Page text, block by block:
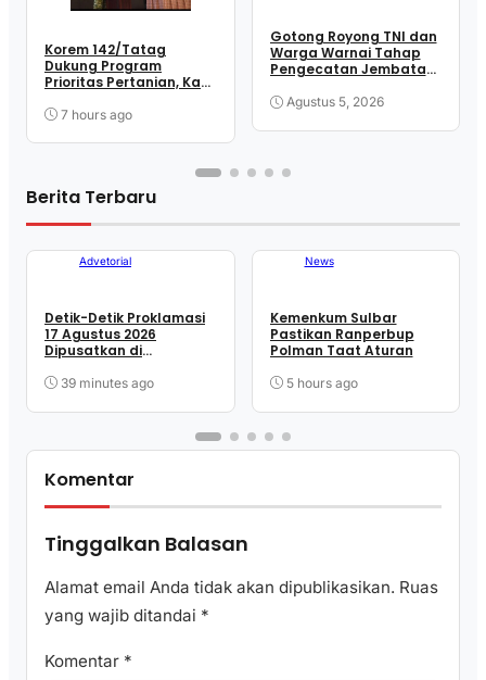
Korem 142/Tatag
Dukung Program
Prioritas Pertanian, Kasi
Cetak Sawah, Optimasi
Kekeringan Sulbar
7 hours ago
Gotong Royong TNI dan
Warga Warnai Tahap
Pengecatan Jembatan
Agustus 5, 2026
Berita Terbaru
Advetorial
Detik-Detik Proklamasi
17 Agustus 2026
Dipusatkan di
Kirang Mamuju
39 minutes ago
News
Kemenkum Sulbar
Pastikan Ranperbup
Polman Taat Aturan
5 hours ago
Komentar
Tinggalkan Balasan
Alamat email Anda tidak akan dipublikasikan. Ruas
yang wajib ditandai *
Komentar *